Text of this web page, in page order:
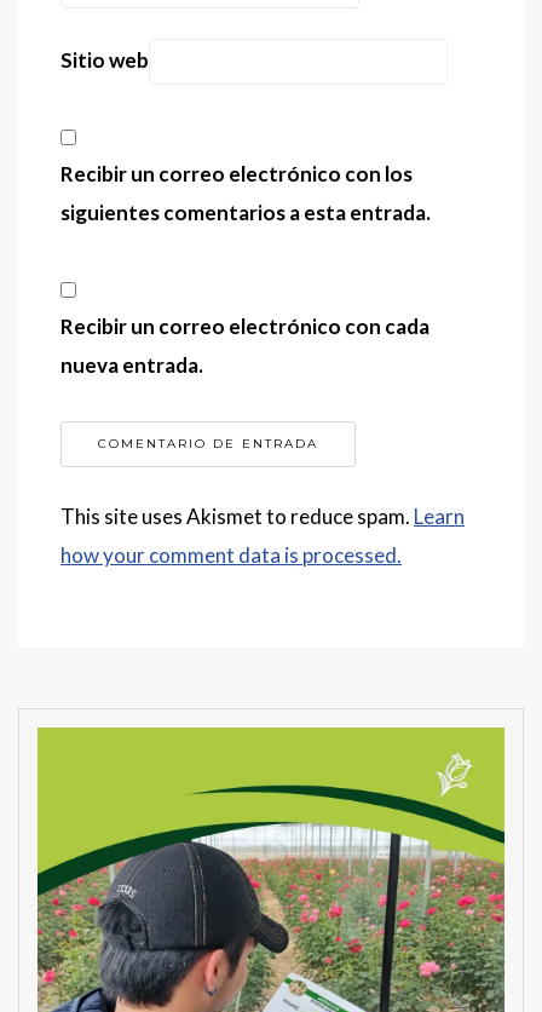
Sitio web
Recibir un correo electrónico con los
siguientes comentarios a esta entrada.
Recibir un correo electrónico con cada
nueva entrada.
This site uses Akismet to reduce spam. Learn
how your comment data is processed.